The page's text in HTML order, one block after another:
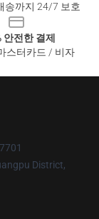
송까지 24/7 보호
안전한 결제
스터카드 / 비자
District,